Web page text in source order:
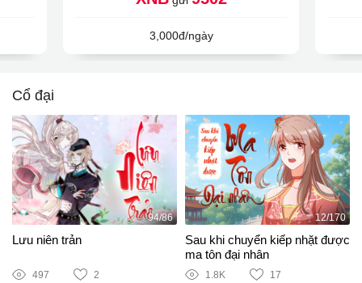
3,000đ/ngày
Cổ đại
94/86
Lưu niên trản
497 2
12/170
Sau khi chuyển kiếp nhặt được
ma tôn đại nhân
1.8K 17